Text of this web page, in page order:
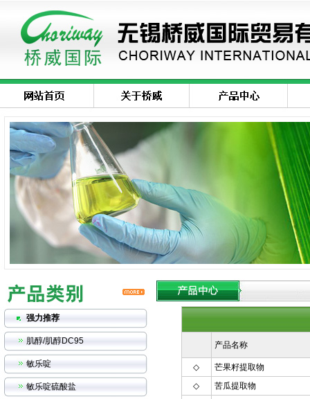
强力推荐
肌醇/肌醇DC95
敏乐啶
敏乐啶硫酸盐
产品名称
◇
芒果籽提取物
◇
苦瓜提取物